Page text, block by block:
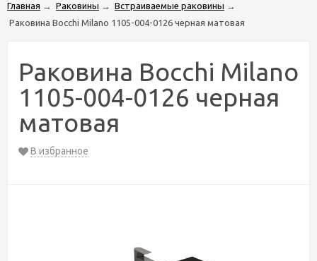
Главная → Раковины → Встраиваемые раковины →
Раковина Bocchi Milano 1105-004-0126 черная матовая
Раковина Bocchi Milano
1105-004-0126 черная
матовая
В избранное